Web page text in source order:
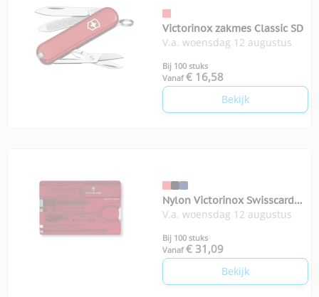
Victorinox zakmes Classic SD
V.a. woensdag 12 augustus
Bij 100 stuks
Vanaf € 16,58
Bekijk
Nylon Victorinox Swisscard
Classic multitool
V.a. woensdag 12 augustus
Bij 100 stuks
Vanaf € 31,09
Bekijk